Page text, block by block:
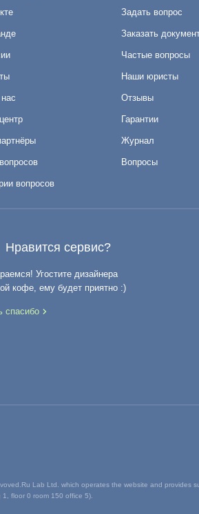
вопросов
Задать вопрос
Заказать
Частые вопросы
Наши юристы
Отзывы
Гарантии
Журнал
Вопросы
Нравится сервис?
Угостите дизайнера
кофе, ему будет приятно :)
спасибо
Lab Ltd. which operates the website and provides
floor 0 room 150 office 5).